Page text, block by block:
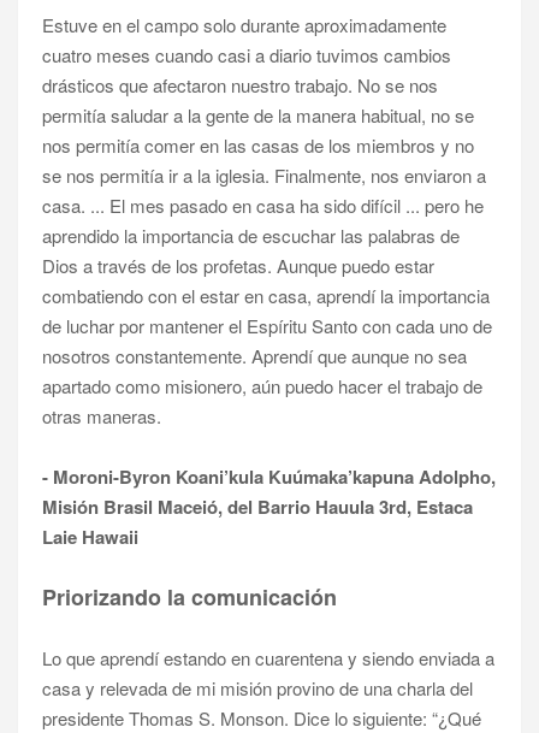
Estuve en el campo solo durante aproximadamente
cuatro meses cuando casi a diario tuvimos cambios
drásticos que afectaron nuestro trabajo. No se nos
permitía saludar a la gente de la manera habitual, no se
nos permitía comer en las casas de los miembros y no
se nos permitía ir a la iglesia. Finalmente, nos enviaron a
casa. ... El mes pasado en casa ha sido difícil ... pero he
aprendido la importancia de escuchar las palabras de
Dios a través de los profetas. Aunque puedo estar
combatiendo con el estar en casa, aprendí la importancia
de luchar por mantener el Espíritu Santo con cada uno de
nosotros constantemente. Aprendí que aunque no sea
apartado como misionero, aún puedo hacer el trabajo de
otras maneras.
- Moroni-Byron Koani’kula Kuúmaka’kapuna Adolpho,
Misión Brasil Maceió, del Barrio Hauula 3rd, Estaca
Laie Hawaii
Priorizando la comunicación
Lo que aprendí estando en cuarentena y siendo enviada a
casa y relevada de mi misión provino de una charla del
presidente Thomas S. Monson. Dice lo siguiente: “¿Qué